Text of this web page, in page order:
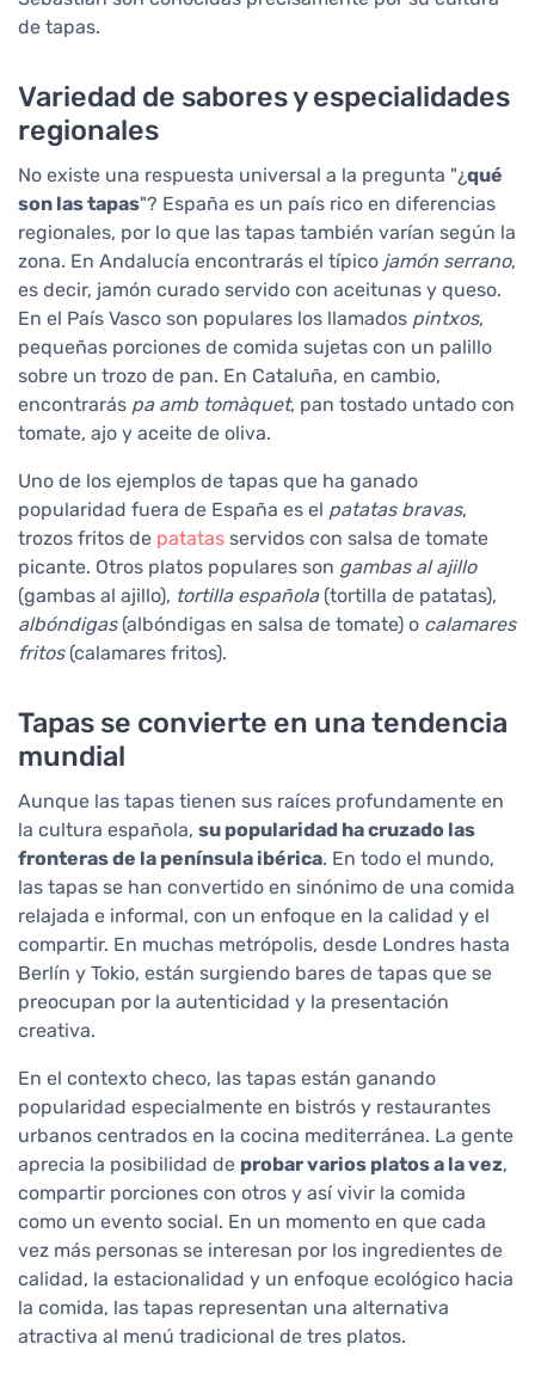
de tapas.
Variedad de sabores y especialidades
regionales
No existe una respuesta universal a la pregunta "¿qué
son las tapas"? España es un país rico en diferencias
regionales, por lo que las tapas también varían según la
zona. En Andalucía encontrarás el típico jamón serrano,
es decir, jamón curado servido con aceitunas y queso.
En el País Vasco son populares los llamados pintxos,
pequeñas porciones de comida sujetas con un palillo
sobre un trozo de pan. En Cataluña, en cambio,
encontrarás pa amb tomàquet, pan tostado untado con
tomate, ajo y aceite de oliva.
Uno de los ejemplos de tapas que ha ganado
popularidad fuera de España es el patatas bravas,
trozos fritos de patatas servidos con salsa de tomate
picante. Otros platos populares son gambas al ajillo
(gambas al ajillo), tortilla española(tortilla de patatas),
albóndigas(albóndigas en salsa de tomate) o calamares
fritos(calamares fritos).
Tapas se convierte en una tendencia
mundial
Aunque las tapas tienen sus raíces profundamente en
la cultura española, su popularidad ha cruzado las
fronteras de la península ibérica. En todo el mundo,
las tapas se han convertido en sinónimo de una comida
relajada e informal, con un enfoque en la calidad y el
compartir. En muchas metrópolis, desde Londres hasta
Berlín y Tokio, están surgiendo bares de tapas que se
preocupan por la autenticidad y la presentación
creativa.
En el contexto checo, las tapas están ganando
popularidad especialmente en bistrós y restaurantes
urbanos centrados en la cocina mediterránea. La gente
aprecia la posibilidad de probar varios platos a la vez,
compartir porciones con otros y así vivir la comida
como un evento social. En un momento en que cada
vez más personas se interesan por los ingredientes de
calidad, la estacionalidad y un enfoque ecológico hacia
la comida, las tapas representan una alternativa
atractiva al menú tradicional de tres platos.